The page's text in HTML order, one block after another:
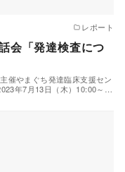
レポート
会「発達検査につ
催やまぐち発達臨床支援セン
年7月13日（木）10:00～…